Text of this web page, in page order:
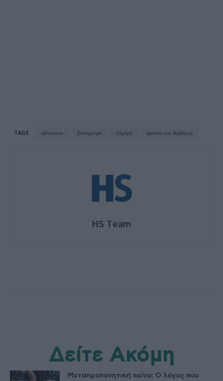
TAGS αβοκάντο βατόμουρα ζάχαρη φρούτα και διαβήτης
HS Team
Δείτε Ακόμη
Μεταπροπονητική πείνα: Ο λόγος που